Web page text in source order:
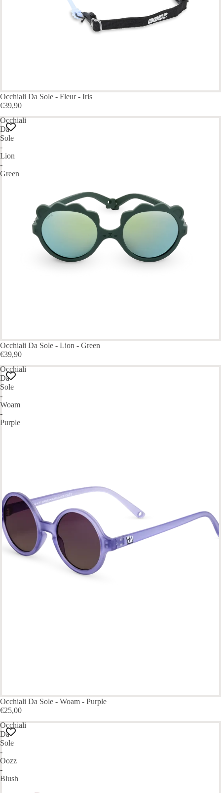
Occhiali Da Sole - Fleur - Iris
€39,90
Occhiali
Da
Sole
-
Lion
-
Green
Occhiali Da Sole - Lion - Green
€39,90
Occhiali
Da
Sole
-
Woam
-
Purple
ESAURITO
Occhiali Da Sole - Woam - Purple
€25,00
Occhiali
Da
Sole
-
Oozz
-
Blush